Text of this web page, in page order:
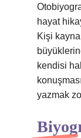
hayat
Kişi
kendisi
yazmak